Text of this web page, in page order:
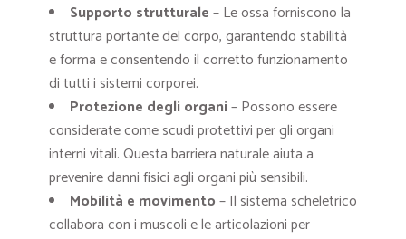
Supporto strutturale– Le ossa forniscono la
struttura portante del corpo, garantendo stabilità
e forma e consentendo il corretto funzionamento
di tutti i sistemi corporei.
Protezione degli organi– Possono essere
considerate come scudi protettivi per gli organi
interni vitali. Questa barriera naturale aiuta a
prevenire danni fisici agli organi più sensibili.
Mobilità e movimento– Il sistema scheletrico
collabora con i muscoli e le articolazioni per